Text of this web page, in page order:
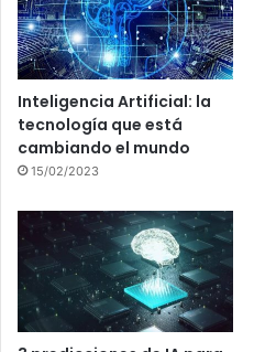
Inteligencia Artificial: la
tecnología que está
cambiando el mundo
15/02/2023